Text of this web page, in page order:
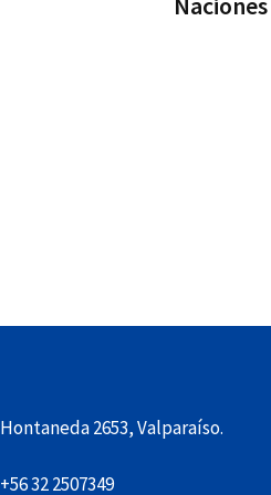
Hontaneda 2653, Valparaíso.
+56 32 2507349